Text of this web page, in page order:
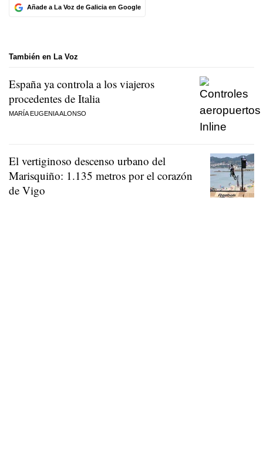
Añade a La Voz de Galicia en Google
También en La Voz
España ya controla a los viajeros
procedentes de Italia
MARÍA EUGENIA ALONSO
El vertiginoso descenso urbano del
Marisquiño: 1.135 metros por el corazón
de Vigo